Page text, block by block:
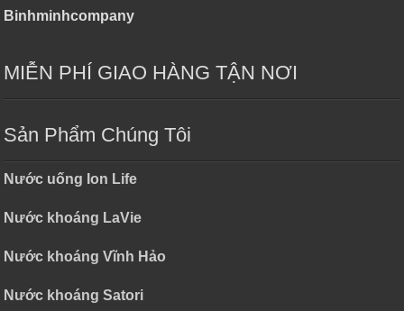
Binhminhcompany
MIỄN PHÍ GIAO HÀNG TẬN NƠI
Sản Phẩm Chúng Tôi
Nước uống Ion Life
Nước khoáng LaVie
Nước khoáng Vĩnh Hảo
Nước khoáng Satori